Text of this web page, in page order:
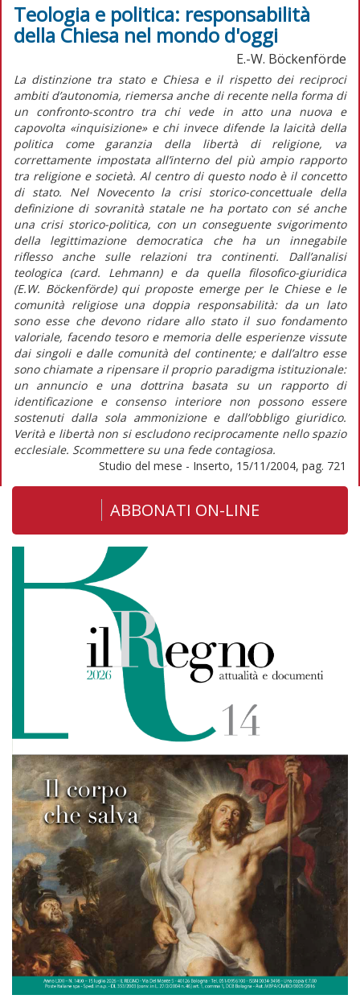
Teologia e politica: responsabilità
della Chiesa nel mondo d'oggi
E.-W. Böckenförde
La distinzione tra stato e Chiesa e il rispetto dei reciproci
ambiti d’autonomia, riemersa anche di recente nella forma di
un confronto-scontro tra chi vede in atto una nuova e
capovolta «inquisizione» e chi invece difende la laicità della
politica come garanzia della libertà di religione, va
correttamente impostata all’interno del più ampio rapporto
tra religione e società. Al centro di questo nodo è il concetto
di stato. Nel Novecento la crisi storico-concettuale della
definizione di sovranità statale ne ha portato con sé anche
una crisi storico-politica, con un conseguente svigorimento
della legittimazione democratica che ha un innegabile
riflesso anche sulle relazioni tra continenti. Dall’analisi
teologica (card. Lehmann) e da quella filosofico-giuridica
(E.W. Böckenförde) qui proposte emerge per le Chiese e le
comunità religiose una doppia responsabilità: da un lato
sono esse che devono ridare allo stato il suo fondamento
valoriale, facendo tesoro e memoria delle esperienze vissute
dai singoli e dalle comunità del continente; e dall’altro esse
sono chiamate a ripensare il proprio paradigma istituzionale:
un annuncio e una dottrina basata su un rapporto di
identificazione e consenso interiore non possono essere
sostenuti dalla sola ammonizione e dall’obbligo giuridico.
Verità e libertà non si escludono reciprocamente nello spazio
ecclesiale. Scommettere su una fede contagiosa.
Studio del mese - Inserto, 15/11/2004, pag. 721
ABBONATI ON-LINE